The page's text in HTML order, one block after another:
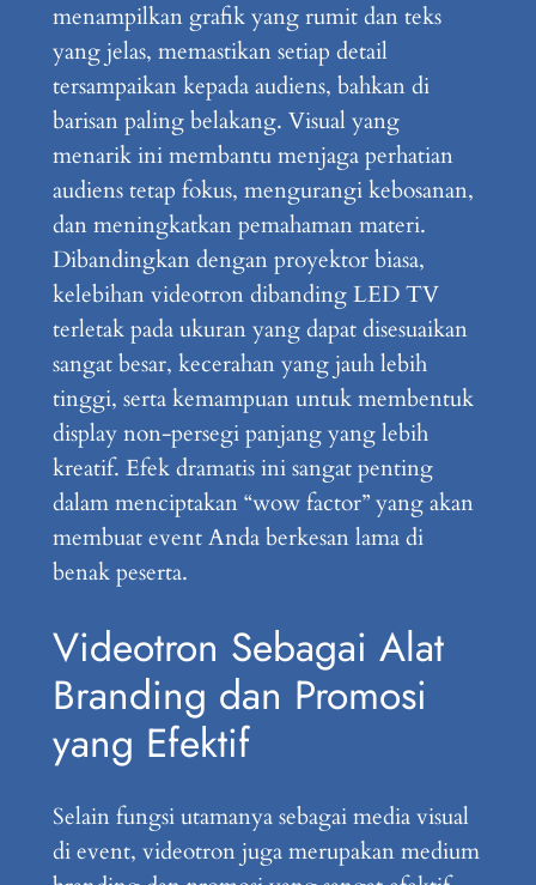
menampilkan grafik yang rumit dan teks
yang jelas, memastikan setiap detail
tersampaikan kepada audiens, bahkan di
barisan paling belakang. Visual yang
menarik ini membantu menjaga perhatian
audiens tetap fokus, mengurangi kebosanan,
dan meningkatkan pemahaman materi.
Dibandingkan dengan proyektor biasa,
kelebihan videotron dibanding LED TV
terletak pada ukuran yang dapat disesuaikan
sangat besar, kecerahan yang jauh lebih
tinggi, serta kemampuan untuk membentuk
display non-persegi panjang yang lebih
kreatif. Efek dramatis ini sangat penting
dalam menciptakan “wow factor” yang akan
membuat event Anda berkesan lama di
benak peserta.
Videotron Sebagai Alat
Branding dan Promosi
yang Efektif
Selain fungsi utamanya sebagai media visual
di event, videotron juga merupakan medium